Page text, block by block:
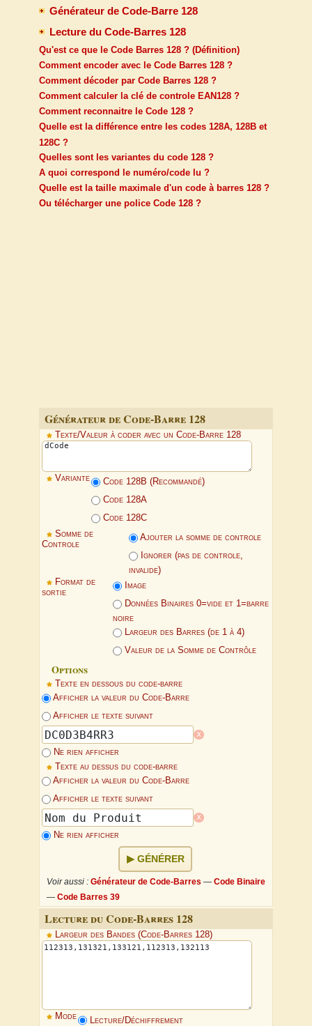
Générateur de Code-Barre 128
Lecture du Code-Barres 128
Qu'est ce que le Code Barres 128 ? (Définition)
Comment encoder avec le Code Barres 128 ?
Comment décoder par Code Barres 128 ?
Comment calculer la clé de controle EAN128 ?
Comment reconnaitre le Code 128 ?
Quelle est la différence entre les codes 128A, 128B et
128C ?
Quelles sont les variantes du code 128 ?
A quoi correspond le numéro/code lu ?
Quelle est la taille maximale d'un code à barres 128 ?
Ou télécharger une police Code 128 ?
Générateur de Code-Barre 128
Texte/Valeur à coder avec un Code-Barre 128
Variante
Code 128B (Recommandé)
Code 128A
Code 128C
Somme de
Controle
Ajouter la somme de controle
Ignorer (pas de controle,
invalide)
Format de
sortie
Image
Données Binaires 0=vide et 1=barre
noire
Largeur des Barres (de 1 à 4)
Valeur de la Somme de Contrôle
Options
Texte en dessous du code-barre
Afficher la valeur du Code-Barre
Afficher le texte suivant
x
Ne rien afficher
Texte au dessus du code-barre
Afficher la valeur du Code-Barre
Afficher le texte suivant
x
Ne rien afficher
GÉNÉRER
Voir aussi : Générateur de Code-Barres —Code Binaire
—Code Barres 39
Lecture du Code-Barres 128
Largeur des Bandes (Code-Barres 128)
Mode
Lecture/Déchiffrement